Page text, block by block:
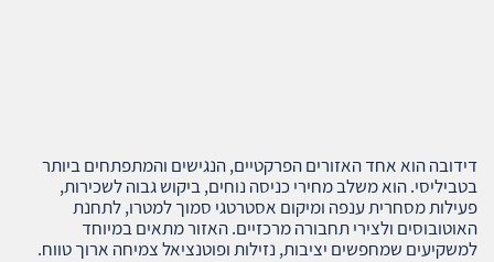
דידובה הוא אחד האזורים הפרקטיים, הנגישים והמתפתחים ביותר
בטביליסי. הוא משלב מחירי כניסה נוחים, ביקוש גבוה לשכירות,
פעילות מסחרית ענפה ומיקום אסטרטגי סמוך למטרו, לתחנת
האוטובוסים ולצירי תחבורה מרכזיים. האזור מתאים במיוחד
למשקיעים שמחפשים יציבות, נזילות ופוטנציאל צמיחה ארוך טווח.